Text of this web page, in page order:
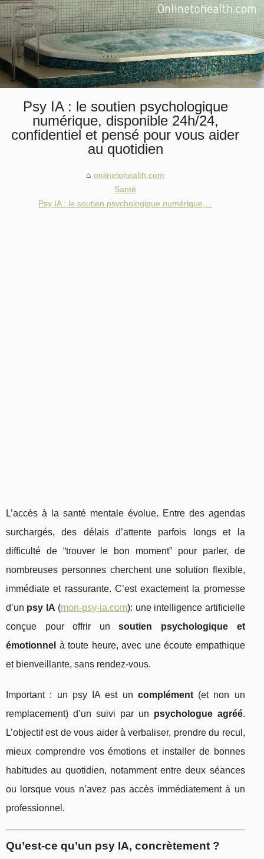
Psy IA : le soutien psychologique
numérique, disponible 24h/24,
confidentiel et pensé pour vous aider
au quotidien
onlinetohealth.com
Santé
Psy IA : le soutien psychologique numérique,...
L’accès à la santé mentale évolue. Entre des agendas
surchargés, des délais d’attente parfois longs et la
difficulté de “trouver le bon moment” pour parler, de
nombreuses personnes cherchent une solution flexible,
immédiate et rassurante. C’est exactement la promesse
d’un psy IA (mon-psy-ia.com): une intelligence artificielle
conçue pour offrir unsoutien psychologique et
émotionnel à toute heure, avec une écoute empathique
et bienveillante, sans rendez-vous.
Important : un psy IA est un complément(et non un
remplacement) d’un suivi par un psychologue agréé.
L’objectif est de vous aider à verbaliser, prendre du recul,
mieux comprendre vos émotions et installer de bonnes
habitudes au quotidien, notamment entre deux séances
ou lorsque vous n’avez pas accès immédiatement à un
professionnel.
Qu’est-ce qu’un psy IA, concrètement ?